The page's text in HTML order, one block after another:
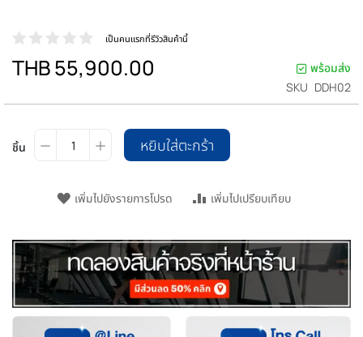
เป็นคนแรกที่รีวิวสินค้านี้
THB 55,900.00
พร้อมส่ง
SKU DDH02
ชิ้น หยิบใส่ตะกร้า
เพิ่มไปยังรายการโปรด เพิ่มไปเปรียบเทียบ